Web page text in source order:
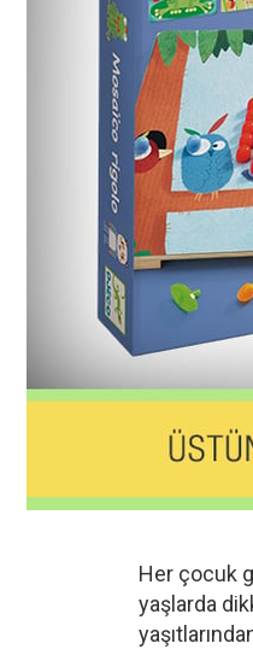
Her çocuk
yaşlarda